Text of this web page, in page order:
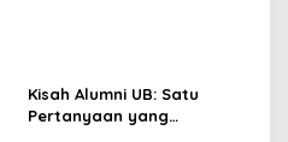
Kisah Alumni UB: Satu
Pertanyaan yang